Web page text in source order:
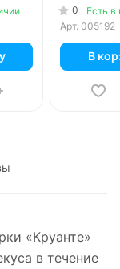
0
Есть в
Арт. 005192
В
«Круанте»
в течение